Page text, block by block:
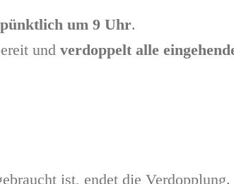
um 9 Uhr.
und verdoppelt alle
ist, endet die